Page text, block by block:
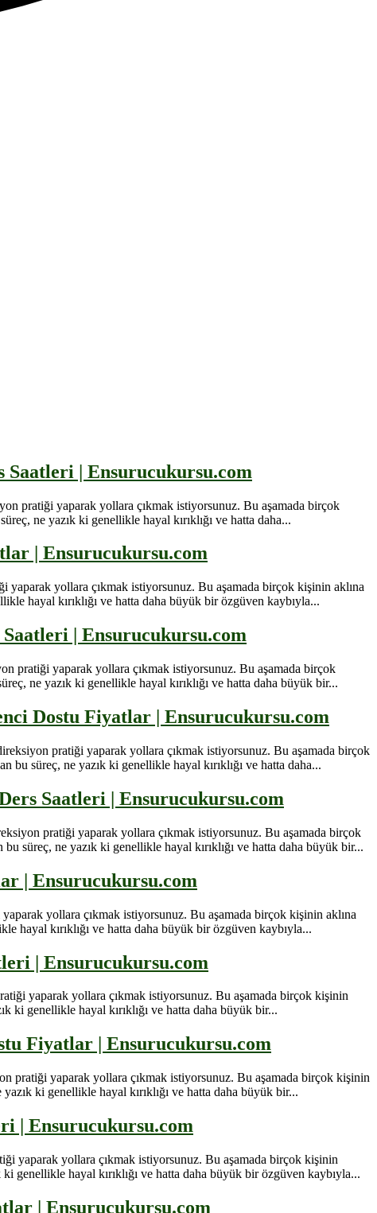
Saatleri | Ensurucukursu.com
pratiği yaparak yollara çıkmak istiyorsunuz. Bu aşamada birçok
ne yazık ki genellikle hayal kırıklığı ve hatta daha...
| Ensurucukursu.com
yollara çıkmak istiyorsunuz. Bu aşamada birçok kişinin aklına
hayal kırıklığı ve hatta daha büyük bir özgüven kaybıyla...
| Ensurucukursu.com
pratiği yaparak yollara çıkmak istiyorsunuz. Bu aşamada birçok
ne yazık ki genellikle hayal kırıklığı ve hatta daha büyük bir...
Dostu Fiyatlar | Ensurucukursu.com
pratiği yaparak yollara çıkmak istiyorsunuz. Bu aşamada birçok
süreç, ne yazık ki genellikle hayal kırıklığı ve hatta daha...
Saatleri | Ensurucukursu.com
pratiği yaparak yollara çıkmak istiyorsunuz. Bu aşamada birçok
süreç, ne yazık ki genellikle hayal kırıklığı ve hatta daha büyük bir...
| Ensurucukursu.com
yollara çıkmak istiyorsunuz. Bu aşamada birçok kişinin aklına
kırıklığı ve hatta daha büyük bir özgüven kaybıyla...
| Ensurucukursu.com
yaparak yollara çıkmak istiyorsunuz. Bu aşamada birçok kişinin
genellikle hayal kırıklığı ve hatta daha büyük bir...
Fiyatlar | Ensurucukursu.com
pratiği yaparak yollara çıkmak istiyorsunuz. Bu aşamada birçok kişinin
ki genellikle hayal kırıklığı ve hatta daha büyük bir...
| Ensurucukursu.com
yaparak yollara çıkmak istiyorsunuz. Bu aşamada birçok kişinin
hayal kırıklığı ve hatta daha büyük bir özgüven kaybıyla...
| Ensurucukursu.com